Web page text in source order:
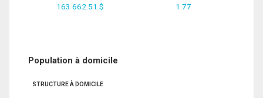
163 662.51 $ 1.77
Population à domicile
STRUCTURE À DOMICILE